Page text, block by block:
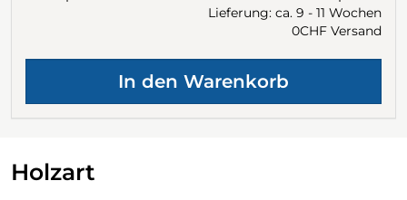
Lieferung: ca. 9 - 11 Wochen
0CHF Versand
Holzart